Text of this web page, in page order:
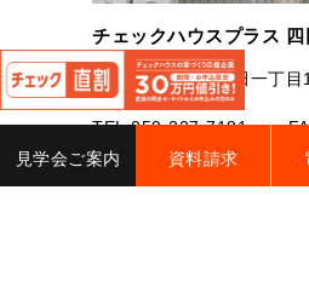
チェックハウスプラス 四
三重県四日市市芝田一丁
スビル1B
TEL.059-327-7181
営業時間：10：00～19：
見学会ご案内 資料請求